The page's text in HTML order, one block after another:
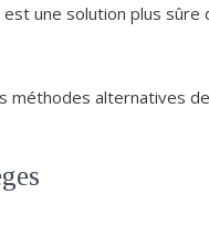
une solution plus
alternatives